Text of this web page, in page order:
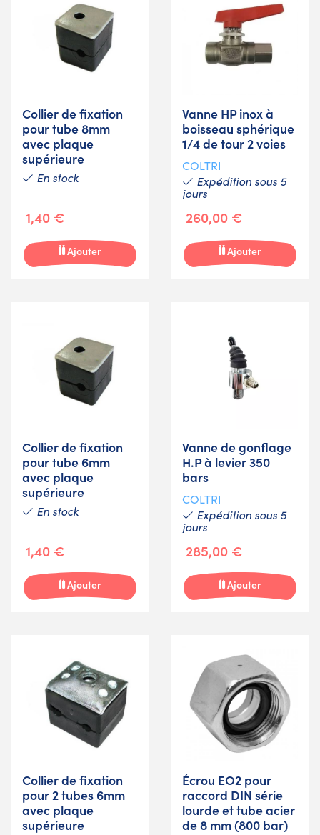
Collier de fixation
pour tube 8mm
avec plaque
supérieure
En stock
1,40 €
Ajouter
Vanne HP inox à
boisseau sphérique
1/4 de tour 2 voies
COLTRI
Expédition sous 5
jours
260,00 €
Ajouter
Collier de fixation
pour tube 6mm
avec plaque
supérieure
En stock
1,40 €
Ajouter
Vanne de gonflage
H.P à levier 350
bars
COLTRI
Expédition sous 5
jours
285,00 €
Ajouter
Collier de fixation
pour 2 tubes 6mm
avec plaque
supérieure
Écrou EO2 pour
raccord DIN série
lourde et tube acier
de 8 mm (800 bar)